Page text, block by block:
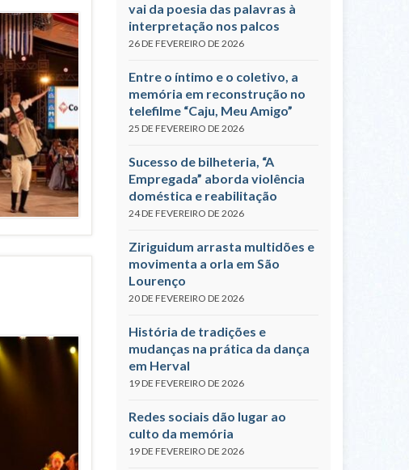
vai da poesia das palavras à
interpretação nos palcos
26 DE FEVEREIRO DE 2026
Entre o íntimo e o coletivo, a
memória em reconstrução no
telefilme “Caju, Meu Amigo”
25 DE FEVEREIRO DE 2026
Sucesso de bilheteria, “A
Empregada” aborda violência
doméstica e reabilitação
24 DE FEVEREIRO DE 2026
Ziriguidum arrasta multidões e
movimenta a orla em São
Lourenço
20 DE FEVEREIRO DE 2026
História de tradições e
mudanças na prática da dança
em Herval
19 DE FEVEREIRO DE 2026
Redes sociais dão lugar ao
culto da memória
19 DE FEVEREIRO DE 2026